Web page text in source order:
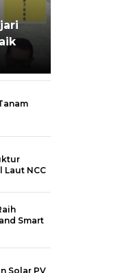
NCC
Smart
Solar PV